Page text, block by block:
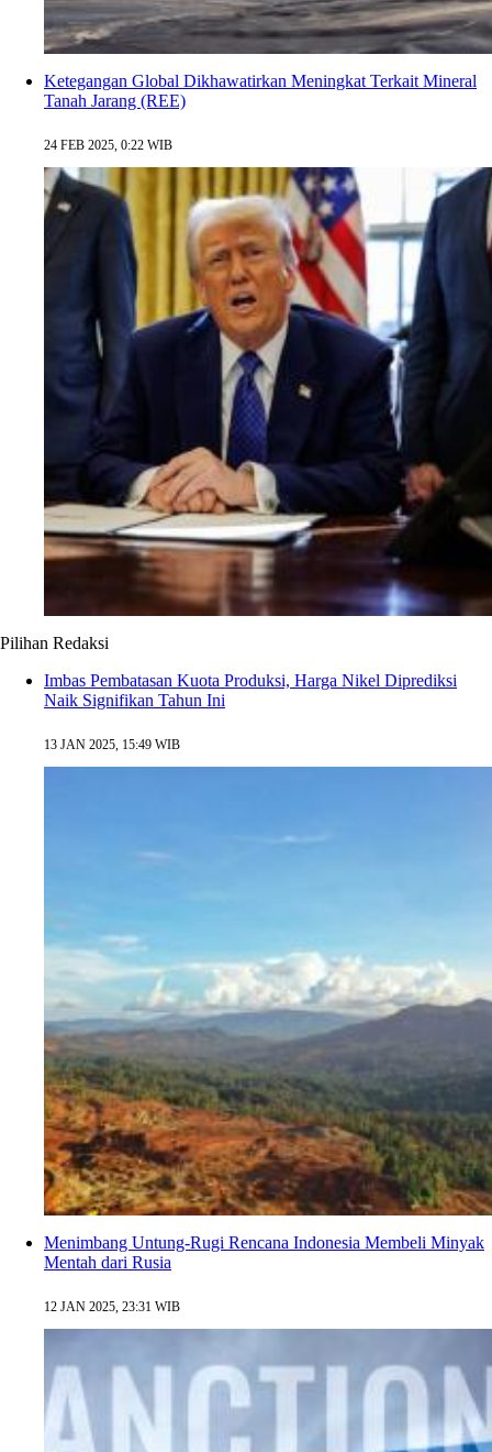
Ketegangan Global Dikhawatirkan Meningkat Terkait Mineral
Tanah Jarang (REE)
24 FEB 2025, 0:22 WIB
Pilihan Redaksi
Imbas Pembatasan Kuota Produksi, Harga Nikel Diprediksi
Naik Signifikan Tahun Ini
13 JAN 2025, 15:49 WIB
Menimbang Untung-Rugi Rencana Indonesia Membeli Minyak
Mentah dari Rusia
12 JAN 2025, 23:31 WIB